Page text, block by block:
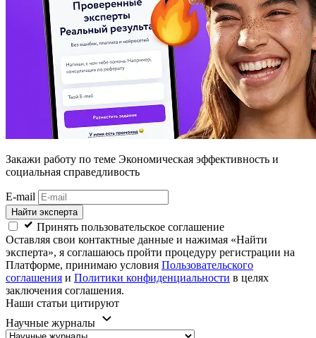
Закажи работу по теме Экономическая эффективность и
социальная справедливость
E-mail
Найти эксперта
Принять пользовательское соглашение
Оставляя свои контактные данные и нажимая «Найти
эксперта», я соглашаюсь пройти процедуру регистрации на
Платформе, принимаю условия Пользовательского
соглашения и Политики конфиденциальности в целях
заключения соглашения.
Наши статьи цитируют
Научные журналы